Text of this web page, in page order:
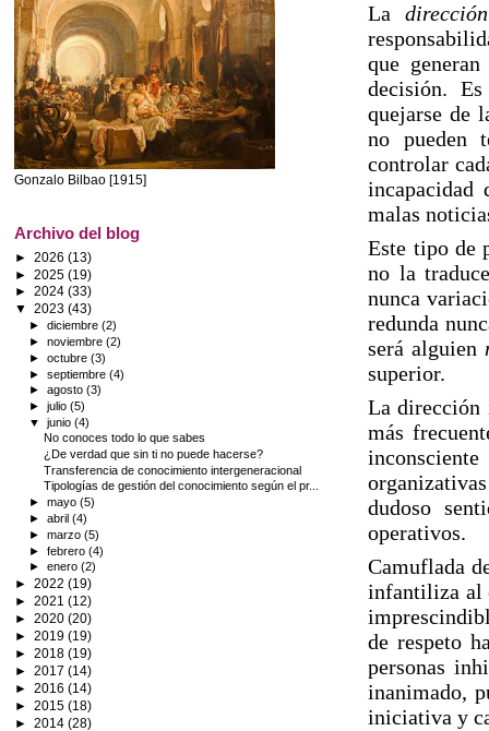
La
que
decisión.
quejarse de
no pueden
controlar
incapacidad
malas
Este tipo de
no la
nunca
redunda
será alguien
superior.
La dirección
más
dudoso
operativos.
Camuflada
infantiliza al
de respeto
personas
inanimado,
iniciativa y
Gonzalo Bilbao [1915]
Archivo del blog
► 2026 (13)
► 2025 (19)
► 2024 (33)
▼ 2023 (43)
►diciembre(2)
►noviembre(2)
►octubre(3)
►septiembre(4)
►agosto(3)
►julio(5)
▼junio(4)
No conoces todo lo que sabes
¿De verdad que sin ti no puede hacerse?
Transferencia de conocimiento intergeneracional
Tipologías de gestión del conocimiento según el pr...
►mayo(5)
►abril(4)
►marzo(5)
►febrero(4)
►enero(2)
► 2022 (19)
► 2021 (12)
► 2020 (20)
► 2019 (19)
► 2018 (19)
► 2017 (14)
► 2016 (14)
► 2015 (18)
► 2014 (28)